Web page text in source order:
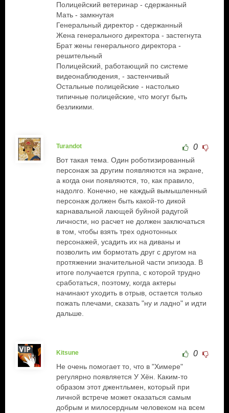
Полицейский ветеринар - сдержанный
Мать - замкнутая
Генеральный директор - сдержанный
Жена генерального директора - застегнута
Брат жены генерального директора -
решительный
Полицейский, работающий по системе
видеонаблюдения, - застенчивый
Остальные полицейские - настолько
типичные полицейские, что могут быть
безликими.
Turandot 0
Вот такая тема. Один роботизированный
персонаж за другим появляются на экране,
а когда они появляются, то, как правило,
надолго. Конечно, не каждый вымышленный
персонаж должен быть какой-то дикой
карнавальной лающей буйной радугой
личности, но расчет не должен заключаться
в том, чтобы взять трех однотонных
персонажей, усадить их на диваны и
позволить им бормотать друг с другом на
протяжении значительной части эпизода. В
итоге получается группа, с которой трудно
сработаться, поэтому, когда актеры
начинают уходить в отрыв, остается только
пожать плечами, сказать "ну и ладно" и идти
дальше.
Kitsune 0
Не очень помогает то, что в "Химере"
регулярно появляется У Хён. Каким-то
образом этот джентльмен, который при
личной встрече может оказаться самым
добрым и милосердным человеком на всем